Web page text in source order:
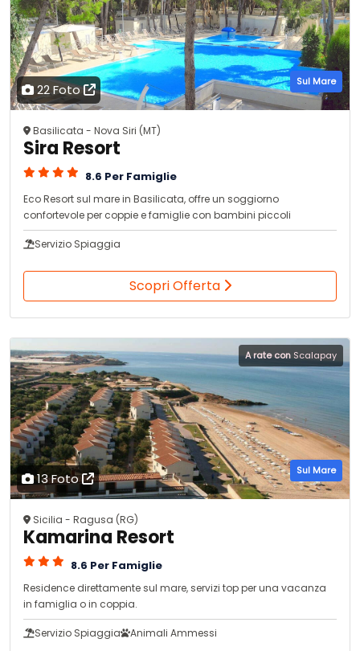
22 Foto Sul Mare
Basilicata - Nova Siri (MT)
Sira Resort
8.6 Per Famiglie
Eco Resort sul mare in Basilicata, offre un soggiorno
confortevole per coppie e famiglie con bambini piccoli
Servizio Spiaggia
Scopri Offerta
13 Foto
A rate con Scalapay
Sul Mare
Sicilia - Ragusa (RG)
Kamarina Resort
8.6 Per Famiglie
Residence direttamente sul mare, servizi top per una vacanza
in famiglia o in coppia.
Servizio Spiaggia Animali Ammessi